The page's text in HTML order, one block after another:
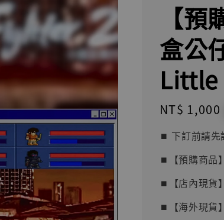
【
盒公
Little
Regular
price
NT$ 1,000
⏹︎ 下訂前請先
⏹︎【預購商品
⏹︎【店內現貨
⏹︎【海外現貨